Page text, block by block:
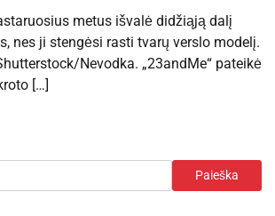
metus išvalė didžiąją dalį
nes ji stengėsi rasti tvarų verslo modelį.
Nevodka. „23andMe“ pateikė
[…]
Paieška